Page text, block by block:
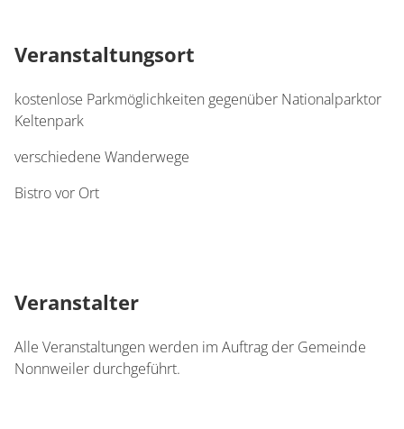
Veranstaltungsort
kostenlose Parkmöglichkeiten gegenüber Nationalparktor
Keltenpark
verschiedene Wanderwege
Bistro vor Ort
Veranstalter
Alle Veranstaltungen werden im Auftrag der Gemeinde
Nonnweiler durchgeführt.